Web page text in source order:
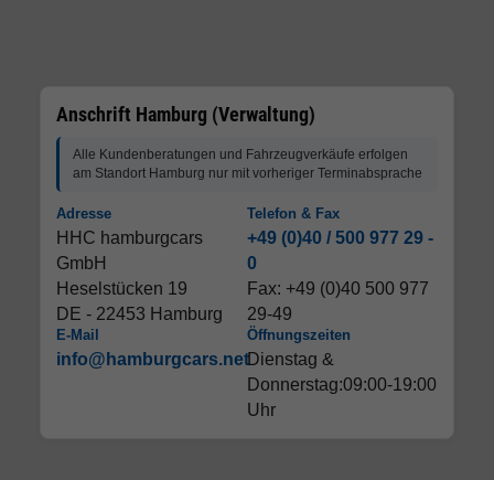
Anschrift Hamburg (Verwaltung)
Alle Kundenberatungen und Fahrzeugverkäufe erfolgen
am Standort Hamburg nur mit vorheriger Terminabsprache
Adresse
HHC hamburgcars
GmbH
Heselstücken 19
DE - 22453 Hamburg
Telefon & Fax
+49 (0)40 / 500 977 29 -
0
Fax: +49 (0)40 500 977
29-49
E-Mail
info@hamburgcars.net
Öffnungszeiten
Dienstag &
Donnerstag:09:00-19:00
Uhr